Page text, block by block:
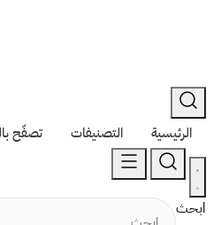
الرئيسية التصنيفات تصفّح
ابحث